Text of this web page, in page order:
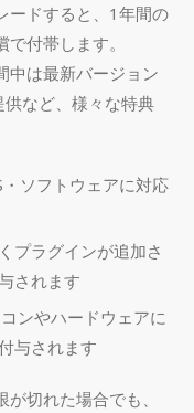
ードすると、1年間の
で付帯します。
中は最新バージョン
など、様々な特典
・ソフトウェアに対応
プラグインが追加さ
されます
ンやハードウェアに
与されます
切れた場合でも、